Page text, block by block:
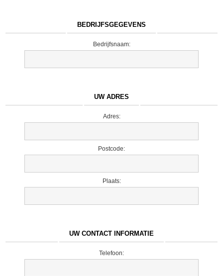
BEDRIJFSGEGEVENS
Bedrijfsnaam:
UW ADRES
Adres:
Postcode:
Plaats:
UW CONTACT INFORMATIE
Telefoon: